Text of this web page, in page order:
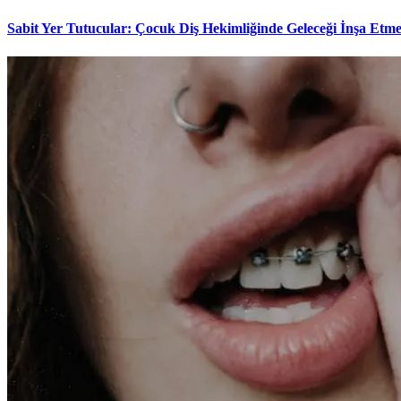
Sabit Yer Tutucular: Çocuk Diş Hekimliğinde Geleceği İnşa